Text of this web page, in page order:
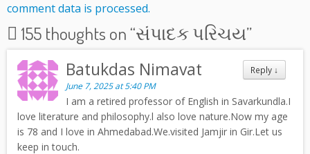
comment data is processed.
155 thoughts on “સંપાદક પરિચય”
Reply ↓
Batukdas Nimavat
June 7, 2025 at 5:40 PM
I am a retired professor of English in Savarkundla.I
love literature and philosophy.l also love nature.Now my age
is 78 and I love in Ahmedabad.We.visited Jamjir in Gir.Let us
keep in touch.